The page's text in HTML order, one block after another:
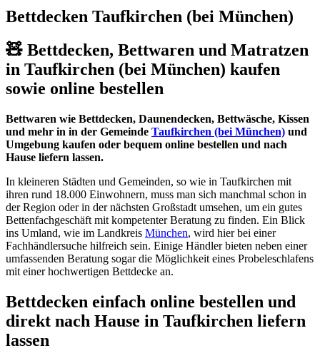
Bettdecken Taufkirchen (bei München)
🧸 Bettdecken, Bettwaren und Matratzen
in Taufkirchen (bei München) kaufen
sowie online bestellen
Bettwaren wie Bettdecken, Daunendecken, Bettwäsche, Kissen
und mehr in in der Gemeinde Taufkirchen (bei München) und
Umgebung kaufen oder bequem online bestellen und nach
Hause liefern lassen.
In kleineren Städten und Gemeinden, so wie in Taufkirchen mit
ihren rund 18.000 Einwohnern, muss man sich manchmal schon in
der Region oder in der nächsten Großstadt umsehen, um ein gutes
Bettenfachgeschäft mit kompetenter Beratung zu finden. Ein Blick
ins Umland, wie im Landkreis München, wird hier bei einer
Fachhändlersuche hilfreich sein. Einige Händler bieten neben einer
umfassenden Beratung sogar die Möglichkeit eines Probeleschlafens
mit einer hochwertigen Bettdecke an.
Bettdecken einfach online bestellen und
direkt nach Hause in Taufkirchen liefern
lassen